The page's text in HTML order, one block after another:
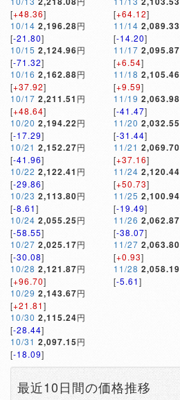
[+48.36]
10/14 2,196.28円
[-21.80]
10/15 2,124.96円
[-71.32]
10/16 2,162.88円
[+37.92]
10/17 2,211.51 円
[+48.64]
10/20 2,194.22円
[-17.29]
10/21 2,152.27円
[-41.96]
10/22 2,122.41 円
[-29.86]
10/23 2,113.80円
[-8.61]
10/24 2,055.25円
[-58.55]
10/27 2,025.17円
[-30.08]
10/28 2,121.87円
[+96.70]
10/29 2,143.67円
[+21.81]
10/30 2,115.24円
[-28.44]
10/31 2,097.15円
[-18.09]
[+64.12]
11/14 2,089.33
[-14.20]
11/17 2,095.87
[+6.54]
11/18 2,105.46
[+9.59]
11/19 2,063.98
[-41.47]
11/20 2,032.55
[-31.44]
11/21 2,069.70
[+37.16]
11/24 2,120.44
[+50.73]
11/25 2,100.94
[-19.49]
11/26 2,062.87
[-38.07]
11/27 2,063.80
[+0.93]
11/28 2,058.19
[-5.61]
最近10日間の価格推移